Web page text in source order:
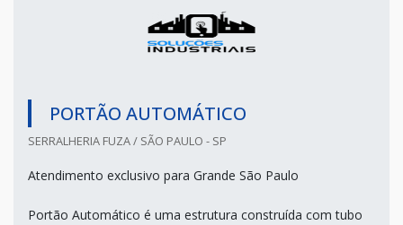
PORTÃO AUTOMÁTICO
SERRALHERIA FUZA / SÃO PAULO - SP
Atendimento exclusivo para Grande São Paulo
Portão Automático é uma estrutura construída com tubo